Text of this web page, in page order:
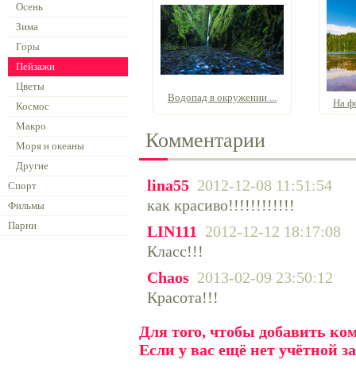
Осень
Зима
Горы
Пейзажи
Цветы
Космос
Макро
Моря и океаны
Другие
Спорт
Фильмы
Парни
Водопад в окружении ... На
Комментарии
lina55 2012-12-08 11:51:54
как красиво!!!!!!!!!!!!
LIN111
2012-12-12 18:17:08
Класс!!!
Chaos 2013-02-09 23:50:12
Красота!!!
Для того, чтобы добавить
Если у вас ещё нет учётной